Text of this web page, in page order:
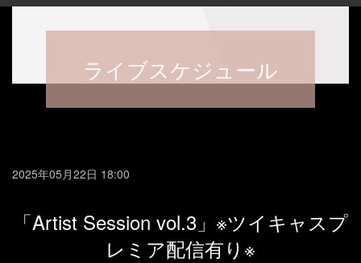
ライブスケジュール
2025年05月22日 18:00
「Artist Session vol.3」※ツイキャスプ
レミア配信有り※